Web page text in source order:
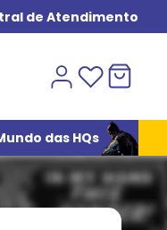
de Atendimento
das HQs